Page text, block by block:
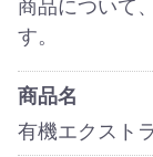
商品について
す。
商品名
有機エクスト